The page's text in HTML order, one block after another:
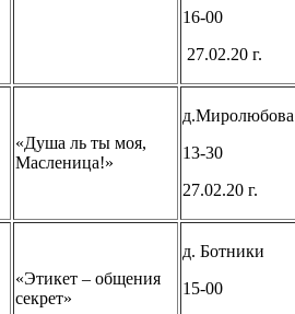
16-00
27.02.20 г.
«Душа ль ты моя,
Масленица!»
д.Миролюбова
13-30
27.02.20 г.
«Этикет – общения
секрет»
д. Ботники
15-00